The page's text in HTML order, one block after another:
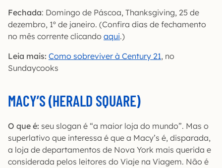
Fechada: Domingo de Páscoa, Thanksgiving, 25 de
dezembro, 1º de janeiro. (Confira dias de fechamento
no mês corrente clicando aqui.)
Leia mais: Como sobreviver à Century 21, no
Sundaycooks
MACY’S (HERALD SQUARE)
O que é: seu slogan é “a maior loja do mundo”. Mas o
superlativo que interessa é que a Macy’s é, disparada,
a loja de departamentos de Nova York mais querida e
considerada pelos leitores do Viaje na Viagem. Não é